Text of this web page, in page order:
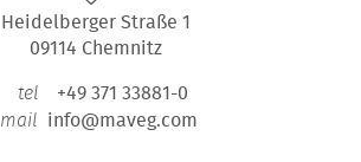
Heidelberger Straße 1
09114 Chemnitz
tel +49 371 33881-0
mail info@maveg.com